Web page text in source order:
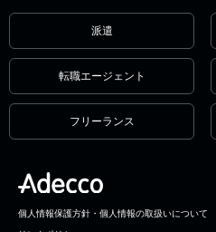
派遣
転職エージェント
フリーランス
個人情報保護方針・個人情報の取扱いについて